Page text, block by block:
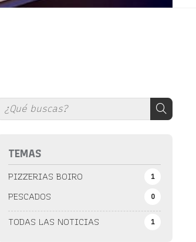
TEMAS
TODAS LAS NOTICIAS 1
PIZZERIAS BOIRO 1
PESCADOS 0